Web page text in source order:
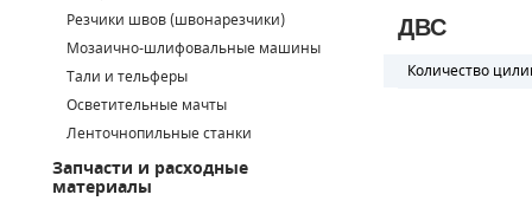
Резчики швов (швонарезчики)
Мозаично-шлифовальные машины
Тали и тельферы
Осветительные мачты
Ленточнопильные станки
Запчасти и расходные
материалы
ДВС
Количество
ПОРШНЕВЫЕ БЛОКИ
ДЕТАЛИ ПОРШНЕВЫХ КОМПРЕССОРОВ
ДЕТАЛИ СПИРАЛЬНЫХ КОМПРЕССОРОВ
ДЕТАЛИ НАСОСНОЙ ЧАСТИ